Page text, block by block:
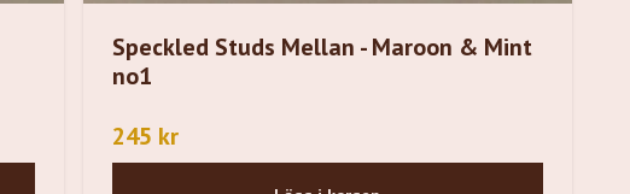
Speckled Studs Mellan - Maroon & Mint
no1
245 kr